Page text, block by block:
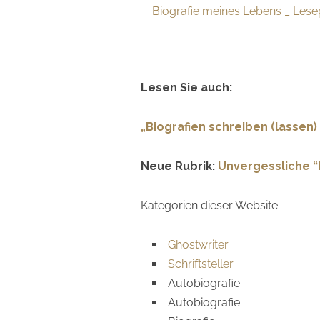
Biografie meines Lebens _
Lesen Sie auch:
„Biografien schreiben (lassen)
Neue Rubrik: Unvergessliche
Kategorien dieser Website:
Ghostwriter
Schriftsteller
Autobiografie
Autobiografie